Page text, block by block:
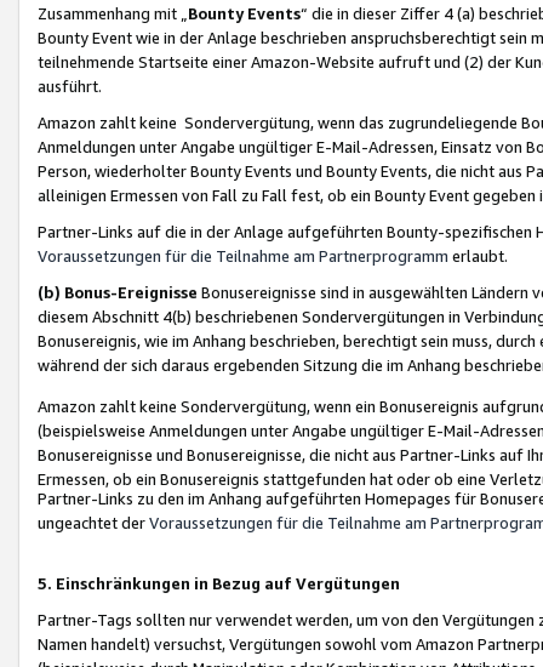
Zusammenhang mit „ Bounty Events“ die in dieser Ziffer 4 (a)
Bounty Event wie in der Anlage beschrieben anspruchsberechtigt sein
teilnehmende Startseite einer Amazon-Website aufruft und (2) der
ausführt.
Amazon zahlt keine Sondervergütung, wenn das zugrundeliegende
Anmeldungen unter Angabe ungültiger E-Mail-Adressen, Einsatz von
Person, wiederholter Bounty Events und Bounty Events, die nicht
alleinigen Ermessen von Fall zu Fall fest, ob ein Bounty Event
Partner-Links auf die in der Anlage aufgeführten Bounty-spezifischen
Voraussetzungen für die Teilnahme am Partnerprogramm erlaubt.
(b) Bonus-Ereignisse Bonusereignisse sind in ausgewählten Ländern
diesem Abschnitt 4(b) beschriebenen Sondervergütungen in
Bonusereignis, wie im Anhang beschrieben, berechtigt sein muss,
während der sich daraus ergebenden Sitzung die im Anhang
Amazon zahlt keine Sondervergütung, wenn ein Bonusereignis
(beispielsweise Anmeldungen unter Angabe ungültiger E-Mail-
Bonusereignisse und Bonusereignisse, die nicht aus Partner-Links auf
Ermessen, ob ein Bonusereignis stattgefunden hat oder ob eine
Partner-Links zu den im Anhang aufgeführten Homepages für
ungeachtet derVoraussetzungen für die Teilnahme am
5. Einschränkungen in Bezug auf Vergütungen
Partner-Tags sollten nur verwendet werden, um von den
Namen handelt) versuchst, Vergütungen sowohl vom Amazon